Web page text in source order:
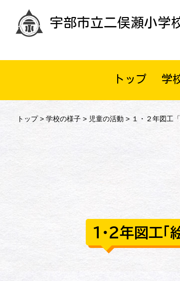
宇部市立二俣瀬小学
トップ 学
トップ> 学校の様子> 児童の活動 > １・２年図工
１・２年図工